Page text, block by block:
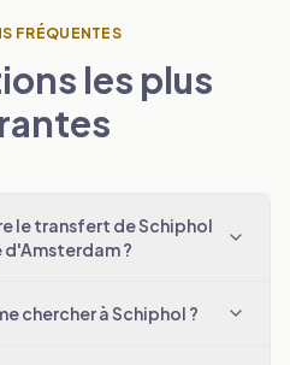
FRÉQUENTES
les plus
le transfert de Schiphol
d'Amsterdam ?
chercher à Schiphol ?